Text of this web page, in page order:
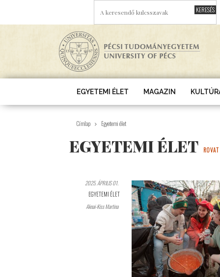
EGYETEMI ÉLET MAGAZIN
Címlap Egyetemi élet
EGYETEMI ÉLET ROVAT
2025. ÁPRILIS 01.
EGYETEMI ÉLET
Aknai-Kiss Martina